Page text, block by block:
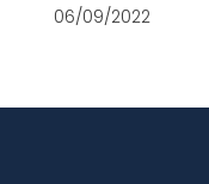
06/09/2022